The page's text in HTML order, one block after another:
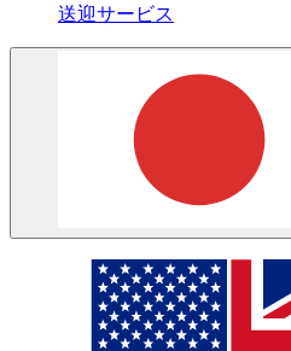
送迎サービス